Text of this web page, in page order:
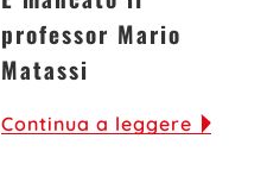
professor Mario
Matassi
Continua a leggere